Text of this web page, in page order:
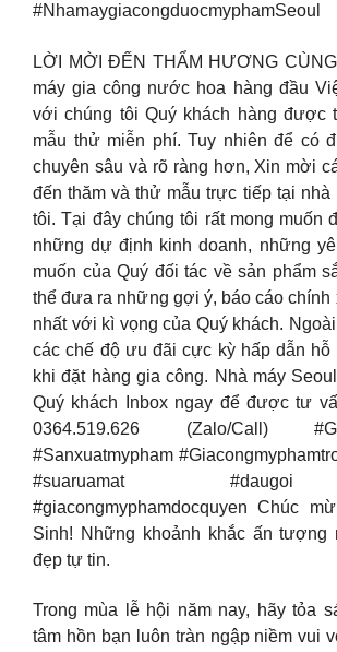
#NhamaygiacongduocmyphamSeoul
LỜI MỜI ĐẾN THẨM HƯƠNG
máy gia công nước hoa hàng đầu
với chúng tôi Quý khách hàng được
mẫu thử miễn phí. Tuy nhiên để có
chuyên sâu và rõ ràng hơn, Xin mời
đến thăm và thử mẫu trực tiếp tại nhà
tôi. Tại đây chúng tôi rất mong muốn
những dự định kinh doanh, những
muốn của Quý đối tác về sản phẩm
thể đưa ra những gợi ý, báo cáo chính
nhất với kì vọng của Quý khách.
các chế độ ưu đãi cực kỳ hấp dẫn hỗ
khi đặt hàng gia công. Nhà máy
Quý khách Inbox ngay để được tư
0364.519.626 (Zalo/Call)
#Sanxuatmypham
#suaruamat
#giacongmyphamdocquyen Chúc
Sinh! Những khoảnh khắc ấn tượng
đẹp tự tin.
Trong mùa lễ hội năm nay, hãy tỏa
tâm hồn bạn luôn tràn ngập niềm vui